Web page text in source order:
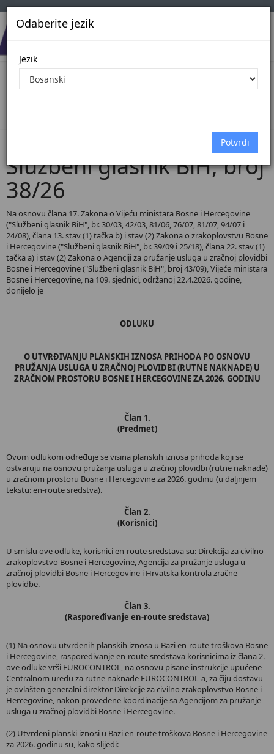
Odaberite jezik
Jezik
Pregled Dokumenata| Broj 38/26
Službeni glasnik BiH, broj
38/26
Na osnovu člana 17. Zakona o Vijeću ministara Bosne i Hercegovine
("Službeni glasnik BiH", br. 30/03, 42/03, 81/06, 76/07, 81/07, 94/07 i
24/08), člana 13. stav (1) tačka b) i stav (2) Zakona o zrakoplovstvu Bosne
i Hercegovine ("Službeni glasnik BiH", br. 39/09 i 25/18), člana 22. stav (1)
tačka a) i stav (2) Zakona o Agenciji za pružanje usluga u zračnoj plovidbi
Bosne i Hercegovine ("Službeni glasnik BiH", broj 43/09), Vijeće ministara
Bosne i Hercegovine, na 109. sjednici, održanoj 22.4.2026. godine,
donijelo je
ODLUKU
O UTVRĐIVANJU PLANSKIH IZNOSA PRIHODA PO OSNOVU
PRUŽANJA USLUGA U ZRAČNOJ PLOVIDBI (RUTNE NAKNADE) U
ZRAČNOM PROSTORU BOSNE I HERCEGOVINE ZA 2026. GODINU
Član 1.
(Predmet)
Ovom odlukom određuje se visina planskih iznosa prihoda koji se
ostvaruju na osnovu pružanja usluga u zračnoj plovidbi (rutne naknade)
u zračnom prostoru Bosne i Hercegovine za 2026. godinu (u daljnjem
tekstu: en-route sredstva).
Član 2.
(Korisnici)
U smislu ove odluke, korisnici en-route sredstava su: Direkcija za civilno
zrakoplovstvo Bosne i Hercegovine, Agencija za pružanje usluga u
zračnoj plovidbi Bosne i Hercegovine i Hrvatska kontrola zračne
plovidbe.
Član 3.
(Raspoređivanje en-route sredstava)
(1) Na osnovu utvrđenih planskih iznosa u Bazi en-route troškova Bosne
i Hercegovine, raspoređivanje en-route sredstava korisnicima iz člana 2.
ove odluke vrši EUROCONTROL, na osnovu pisane instrukcije upućene
Centralnom uredu za rutne naknade EUROCONTROL-a, za čiju dostavu
je ovlašten generalni direktor Direkcije za civilno zrakoplovstvo Bosne i
Hercegovine, nakon provedene koordinacije sa Agencijom za pružanje
usluga u zračnoj plovidbi Bosne i Hercegovine.
(2) Utvrđeni planski iznosi u Bazi en-route troškova Bosne i Hercegovine
za 2026. godinu su, kako slijedi: